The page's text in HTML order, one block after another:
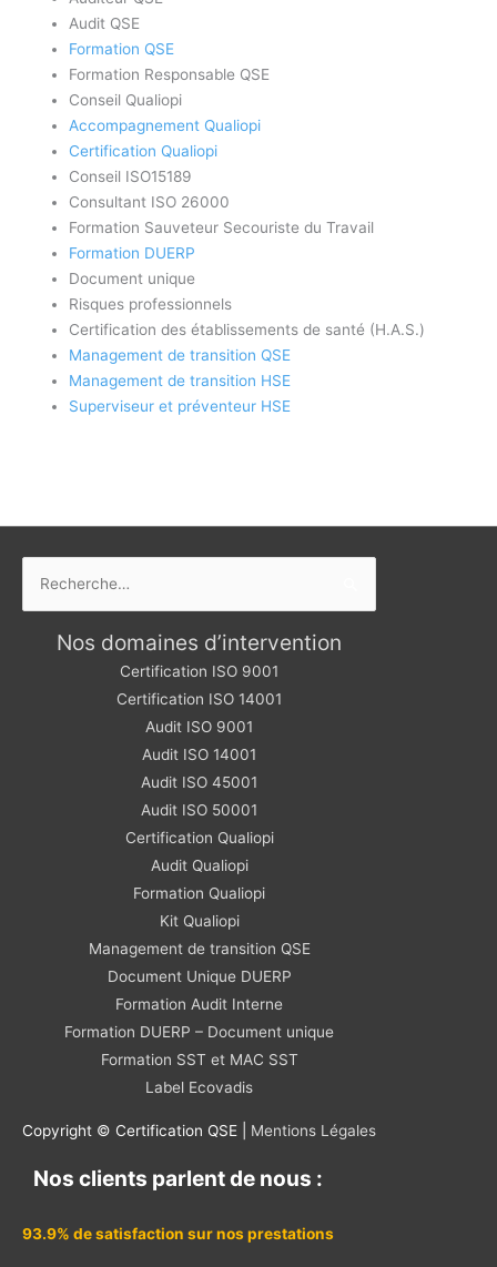
Audit QSE
Formation QSE
Formation Responsable QSE
Conseil Qualiopi
Accompagnement Qualiopi
Certification Qualiopi
Conseil ISO15189
Consultant ISO 26000
Formation Sauveteur Secouriste du Travail
Formation DUERP
Document unique
Risques professionnels
Certification des établissements de santé (H.A.S.)
Management de transition QSE
Management de transition HSE
Superviseur et préventeur HSE
Nos domaines d’intervention
Certification ISO 9001
Certification ISO 14001
Audit ISO 9001
Audit ISO 14001
Audit ISO 45001
Audit ISO 50001
Certification Qualiopi
Audit Qualiopi
Formation Qualiopi
Kit Qualiopi
Management de transition QSE
Document Unique DUERP
Formation Audit Interne
Formation DUERP – Document unique
Formation SST et MAC SST
Label Ecovadis
Copyright © Certification QSE | Mentions Légales
Nos clients parlent de nous :
93.9% de satisfaction sur nos prestations